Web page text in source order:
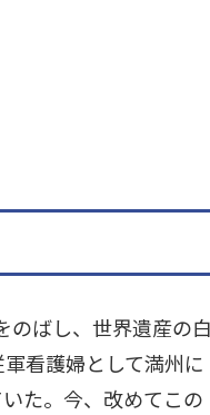
のばし、世界遺産の白
看護婦として満州に
た。今、改めてこの